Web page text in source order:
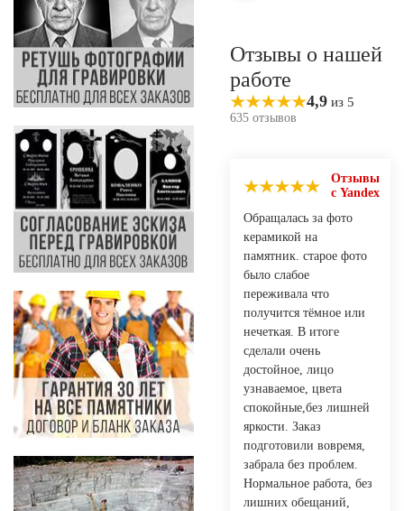
Отзывы о нашей
работе
4,9 из 5
635 отзывов
Отзывы
с Yandex
Обращалась за фото
керамикой на
памятник. старое фото
было слабое
переживала что
получится тёмное или
нечеткая. В итоге
сделали очень
достойное, лицо
узнаваемое, цвета
спокойные,без лишней
яркости. Заказ
подготовили вовремя,
забрала без проблем.
Нормальное работа, без
лишних обещаний,